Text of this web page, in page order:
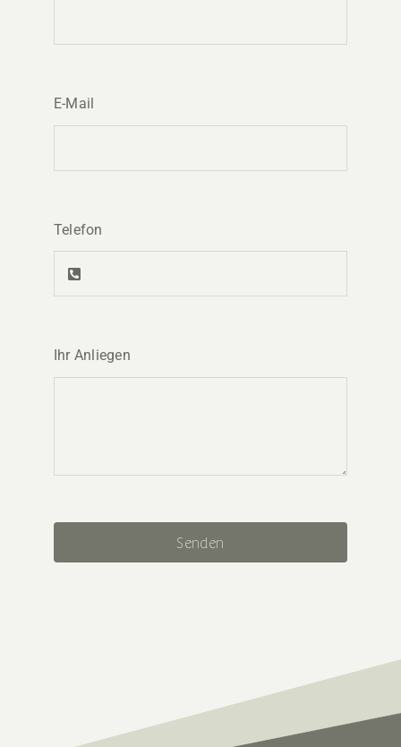
E-Mail
Telefon
Ihr Anliegen
Senden